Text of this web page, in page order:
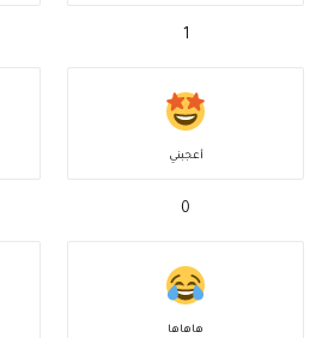
1
أعجبني
0
هاهاها